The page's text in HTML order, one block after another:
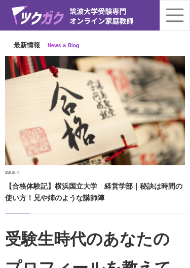
最新情報 News & Blog
2026.05.10
【合格体験記】横浜国立大学 経営学部｜秘訣は時間の
使い方！兄や姉のような講師陣
受験生時代のあなたの